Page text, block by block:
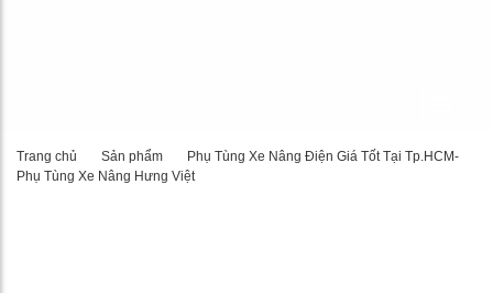
Trang chủ Sản phẩm
Phụ Tùng Xe Nâng Điện Giá Tốt Tại Tp.HCM-
Phụ Tùng Xe Nâng Hưng Việt